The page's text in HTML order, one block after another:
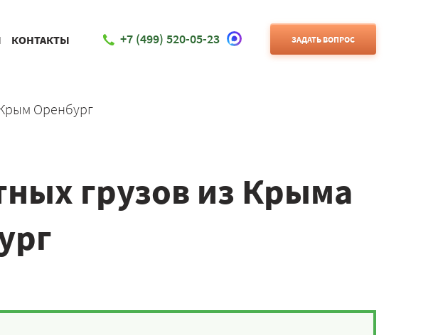
КОНТАКТЫ +7 (499) 520-05-23 ЗАДАТЬ ВОПРОС
Оренбург
грузов из Крыма